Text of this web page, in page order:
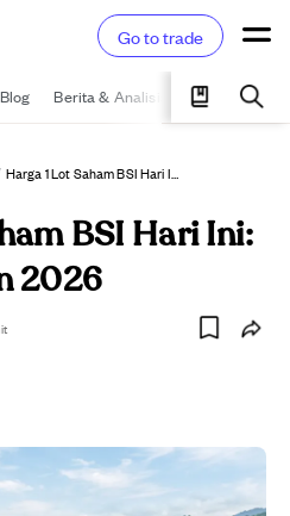
Go to trade
Blog Berita & Analisis Pelajari
Harga 1 Lot Saham BSI Hari Ini: Cara Beli Aman 2026
BSI Hari Ini:
2026